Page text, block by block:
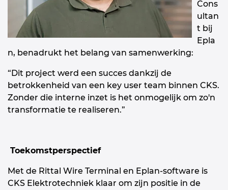
Cons
ultan
t bij
Epla
n, benadrukt het belang van samenwerking:
“Dit project werd een succes dankzij de
betrokkenheid van een key user team binnen CKS.
Zonder die interne inzet is het onmogelijk om zo'n
transformatie te realiseren.”
Toekomstperspectief
Met de Rittal Wire Terminal en Eplan-software is
CKS Elektrotechniek klaar om zijn positie in de